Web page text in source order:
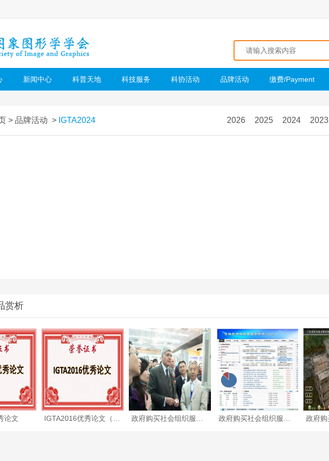
新闻中心 科普天地 科技服务 科协活动 品牌活动 缴费/Payment
> 品牌活动 > IGTA2024 2026 2025 2024 2023
赏析
文 IGTA2016优秀论文（附全文） 政府购买社会组织服务项目—住宅小区人脸识别 政府购买社会组织服务项目—运用云计算的网络社会舆情监测